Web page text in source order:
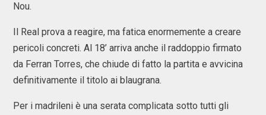
Nou.
Il Real prova a reagire, ma fatica enormemente a creare
pericoli concreti. Al 18’ arriva anche il raddoppio firmato
da Ferran Torres, che chiude di fatto la partita e avvicina
definitivamente il titolo ai blaugrana.
Per i madrileni è una serata complicata sotto tutti gli